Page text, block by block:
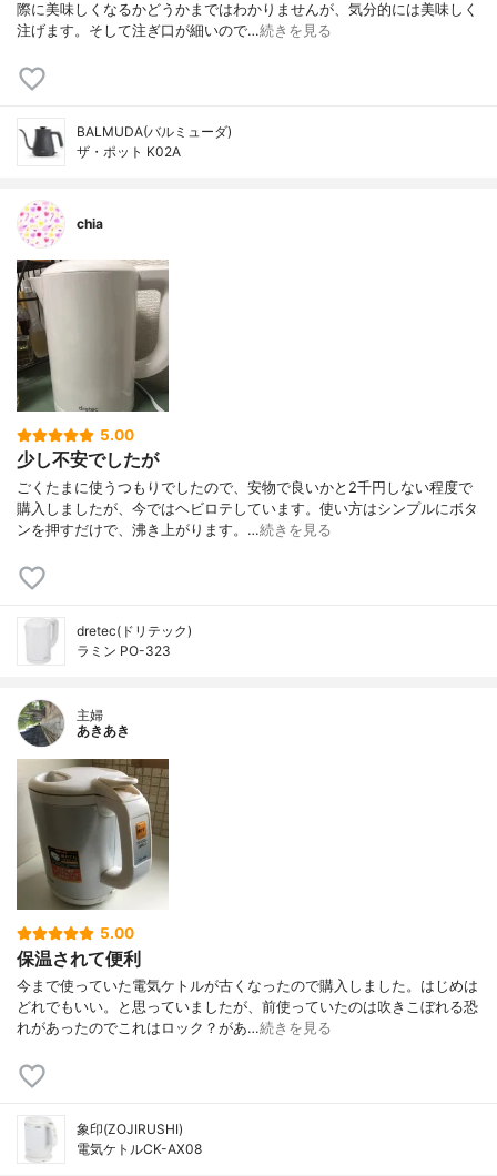
際に美味しくなるかどうかまではわかりませんが、気分的には美味しく
注げます。そして注ぎ口が細いので…続きを見る
BALMUDA(バルミューダ)
ザ・ポット K02A
chia
5.00
少し不安でしたが
ごくたまに使うつもりでしたので、安物で良いかと2千円しない程度で
購入しましたが、今ではヘビロテしています。使い方はシンプルにボタ
ンを押すだけで、沸き上がります。…続きを見る
dretec(ドリテック)
ラミン PO-323
主婦
あきあき
5.00
保温されて便利
今まで使っていた電気ケトルが古くなったので購入しました。はじめは
どれでもいい。と思っていましたが、前使っていたのは吹きこぼれる恐
れがあったのでこれはロック？があ…続きを見る
象印(ZOJIRUSHI)
電気ケトルCK-AX08